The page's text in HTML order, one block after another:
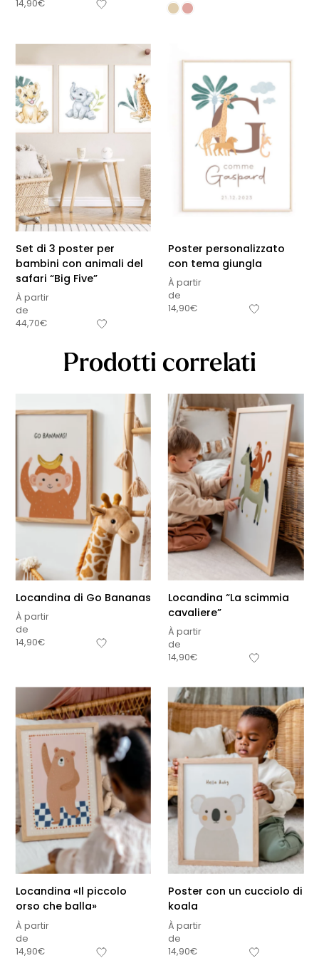
Sous-total
14,90€
Set di 3 poster per
bambini con animali del
safari “Big Five”
À partir
de
44,70€
Poster personalizzato
con tema giungla
À partir
de
14,90€
Prodotti correlati
Locandina di Go Bananas
À partir
de
14,90€
Locandina “La scimmia
cavaliere”
À partir
de
14,90€
Locandina «Il piccolo
orso che balla»
À partir
de
14,90€
Poster con un cucciolo di
koala
À partir
de
14,90€